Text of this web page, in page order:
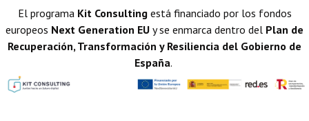
El programa Kit Consultingestá financiado por los fondos
europeos Next Generation EU y se enmarca dentro del Plan de
Recuperación, Transformación y Resiliencia del Gobierno de
España.